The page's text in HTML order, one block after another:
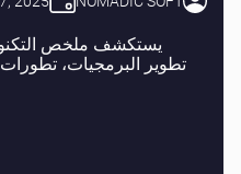
يستكشف ملخص